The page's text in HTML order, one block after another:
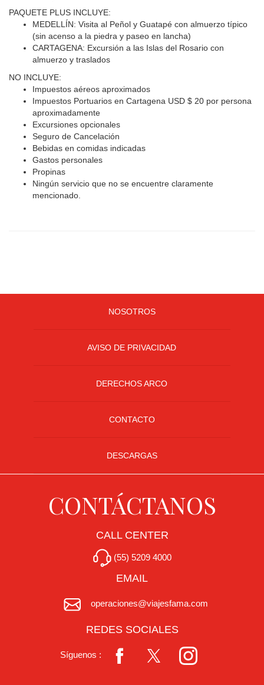
PAQUETE PLUS INCLUYE:
MEDELLÍN: Visita al Peñol y Guatapé con almuerzo típico
(sin acenso a la piedra y paseo en lancha)
CARTAGENA: Excursión a las Islas del Rosario con
almuerzo y traslados
NO INCLUYE:
Impuestos aéreos aproximados
Impuestos Portuarios en Cartagena USD $ 20 por persona
aproximadamente
Excursiones opcionales
Seguro de Cancelación
Bebidas en comidas indicadas
Gastos personales
Propinas
Ningún servicio que no se encuentre claramente
mencionado.
NOSOTROS
AVISO DE PRIVACIDAD
DERECHOS ARCO
CONTACTO
DESCARGAS
CONTÁCTANOS
CALL CENTER
(55) 5209 4000
EMAIL
operaciones@viajesfama.com
REDES SOCIALES
Síguenos :